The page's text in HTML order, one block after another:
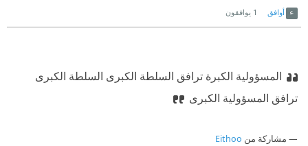
أوافق 1 يوافقون
المسؤولية الكبرة ترافق السلطة الكبرى السلطة الكبرى
ترافق المسؤولية الكبرى
مشاركة من Eithoo